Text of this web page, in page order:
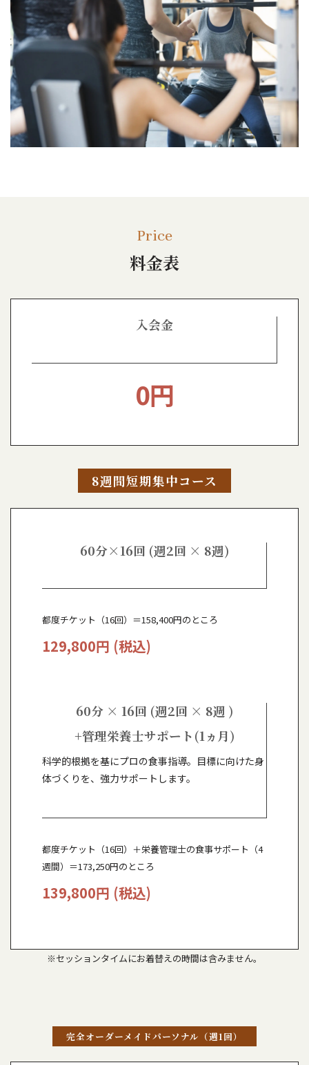
Price
料金表
入会金
0円
8週間短期集中コース
60分×16回 (週2回 × 8週)
都度チケット（16回）＝158,400円のところ
129,800円 (税込)
60分 × 16回 (週2回 × 8週 )
+管理栄養士サポート(1ヵ月)
科学的根拠を基にプロの食事指導。目標に向けた身
体づくりを、強力サポートします。
都度チケット（16回）＋栄養管理士の食事サポート（4
週間）＝173,250円のところ
139,800円 (税込)
※セッションタイムにお着替えの時間は含みません。
完全オーダーメイドパーソナル（週1回）